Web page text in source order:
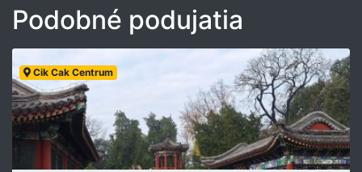
Podobné podujatia
Cik Cak Centrum